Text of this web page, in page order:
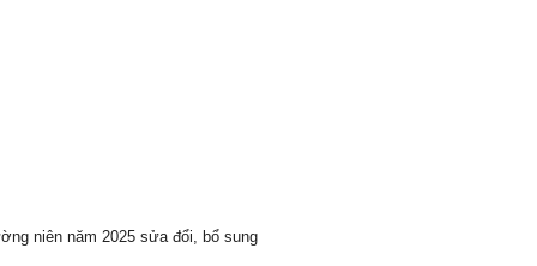
niên năm 2025 sửa đổi, bổ sung